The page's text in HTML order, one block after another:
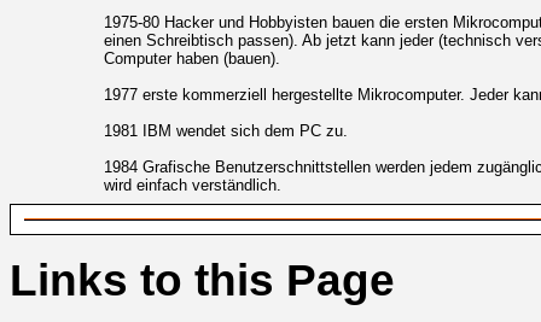
1975-80 Hacker und Hobbyisten bauen die ersten
einen Schreibtisch passen). Ab jetzt kann jeder (technisch
Computer haben (bauen).
1977 erste kommerziell hergestellte Mikrocomputer. Jeder
1981 IBM wendet sich dem PC zu.
1984 Grafische Benutzerschnittstellen werden jedem
wird einfach verständlich.
Links to this Page